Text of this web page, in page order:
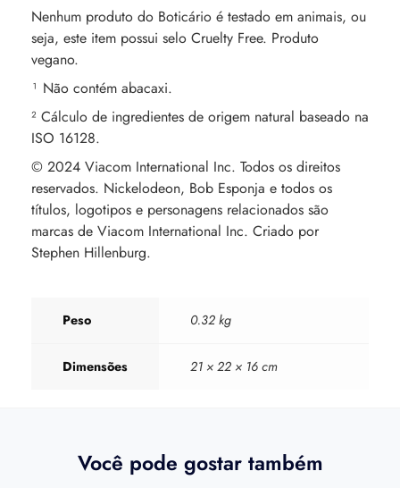
Nenhum produto do Boticário é testado em animais, ou
seja, este item possui selo Cruelty Free. Produto
vegano.
¹ Não contém abacaxi.
² Cálculo de ingredientes de origem natural baseado na
ISO 16128.
© 2024 Viacom International Inc. Todos os direitos
reservados. Nickelodeon, Bob Esponja e todos os
títulos, logotipos e personagens relacionados são
marcas de Viacom International Inc. Criado por
Stephen Hillenburg.
Peso 0.32 kg
Dimensões 21 × 22 × 16 cm
Você pode gostar também